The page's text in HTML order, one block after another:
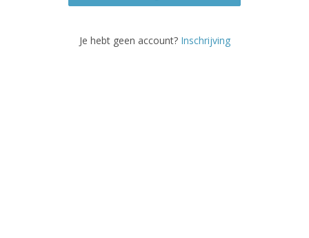
Je hebt geen account? Inschrijving